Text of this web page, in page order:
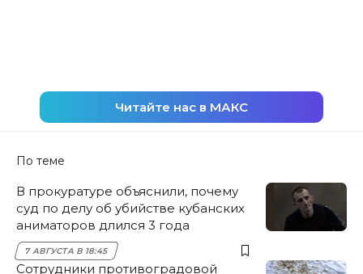
Читайте нас в МАКС
По теме
В прокуратуре объяснили, почему
суд по делу об убийстве кубанских
аниматоров длился 3 года
7 АВГУСТА В 18:45
Сотрудники противоградовой